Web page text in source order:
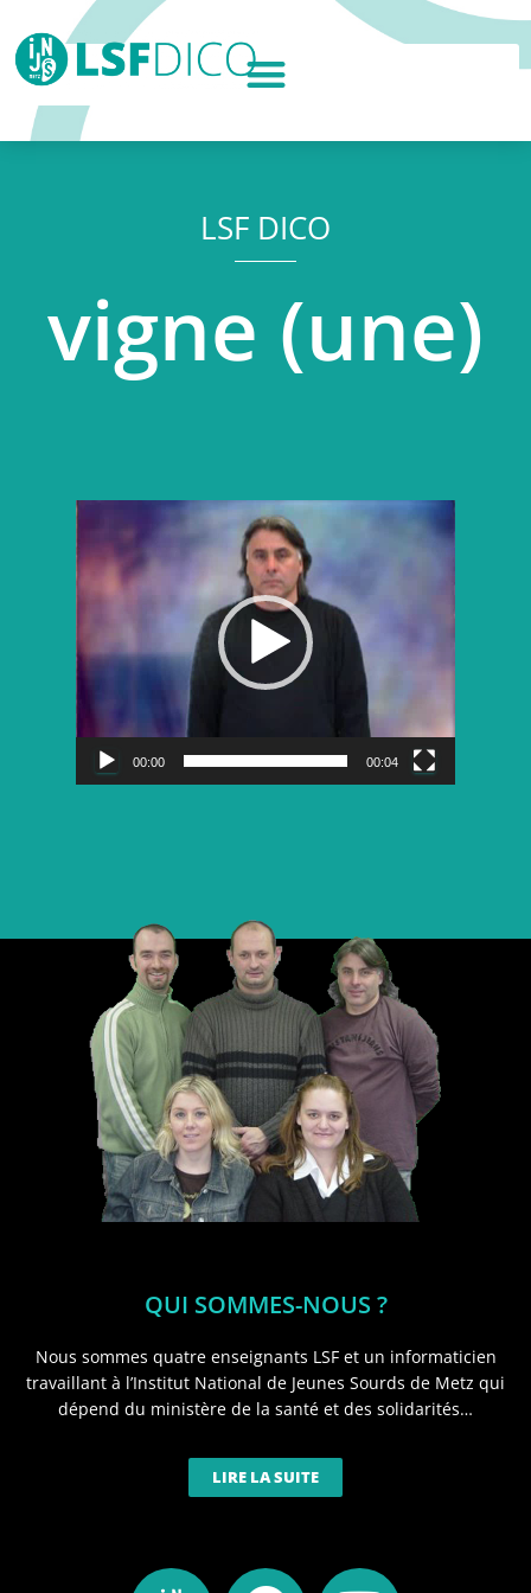
LSF DICO
vigne (une)
Lecteur
vidéo
00:00 00:04
QUI SOMMES-NOUS ?
Nous sommes quatre enseignants LSF et un informaticien
travaillant à l’Institut National de Jeunes Sourds de Metz qui
dépend du ministère de la santé et des solidarités…
LIRE LA SUITE